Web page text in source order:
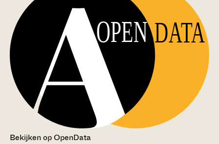
OPEN DATA
Bekijken op OpenData